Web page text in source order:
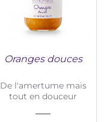
Oranges douces
De l'amertume mais
tout en douceur